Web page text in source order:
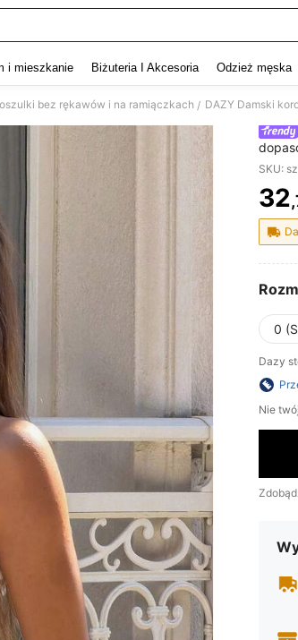
i mieszkanie Biżuteria I Akcesoria Odzież męska
bez rękawów i na ramiączkach /
SKU:
32
0
Dazy
Nie